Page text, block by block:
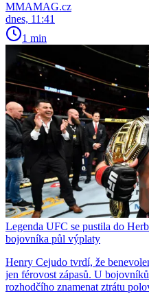
MMAMAG.cz
dnes, 11:41
1 min
Legenda UFC se pustila do
bojovníka půl výplaty
Henry Cejudo tvrdí, že
jen férovost zápasů. U
rozhodčího znamenat ztrátu